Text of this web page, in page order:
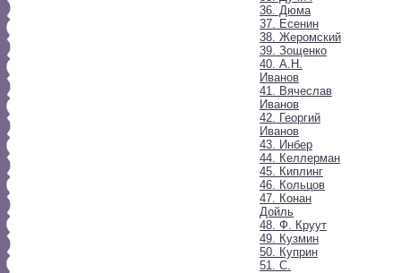
36. Дюма
37. Есенин
38. Жеромский
39. Зощенко
40. А.Н.
Иванов
41. Вячеслав
Иванов
42. Георгий
Иванов
43. Инбер
44. Келлерман
45. Киплинг
46. Кольцов
47. Конан
Дойль
48. Ф. Круут
49. Кузмин
50. Куприн
51. С.